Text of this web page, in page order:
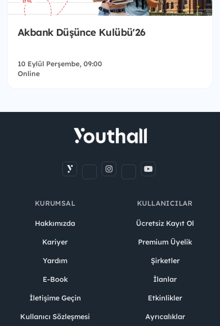
Akbank Düşünce Kulübü'26
10 Eylül Perşembe, 09:00
Online
KURUMSAL
Hakkımızda
Kariyer
Yardım
E-Book
İletişime Geçin
Kullanıcı Sözleşmesi
KULLANICILAR
Ücretsiz Kayıt Ol
Premium Üyelik
Şirketler
İlanlar
Etkinlikler
Ayrıcalıklar